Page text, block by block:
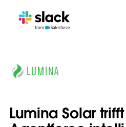
Lumina Solar